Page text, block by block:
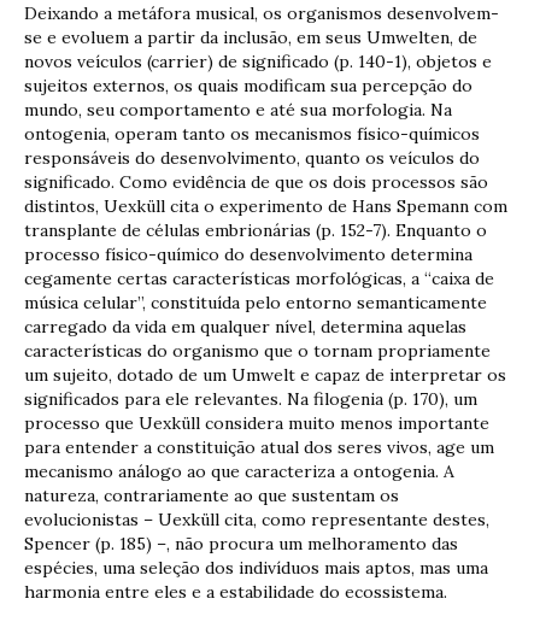
Deixando a metáfora musical, os organismos desenvolvem-
se e evoluem a partir da inclusão, em seus Umwelten, de
novos veículos (carrier) de significado (p. 140-1), objetos e
sujeitos externos, os quais modificam sua percepção do
mundo, seu comportamento e até sua morfologia. Na
ontogenia, operam tanto os mecanismos físico-químicos
responsáveis do desenvolvimento, quanto os veículos do
significado. Como evidência de que os dois processos são
distintos, Uexküll cita o experimento de Hans Spemann com
transplante de células embrionárias (p. 152-7). Enquanto o
processo físico-químico do desenvolvimento determina
cegamente certas características morfológicas, a “caixa de
música celular”, constituída pelo entorno semanticamente
carregado da vida em qualquer nível, determina aquelas
características do organismo que o tornam propriamente
um sujeito, dotado de um Umwelt e capaz de interpretar os
significados para ele relevantes. Na filogenia (p. 170), um
processo que Uexküll considera muito menos importante
para entender a constituição atual dos seres vivos, age um
mecanismo análogo ao que caracteriza a ontogenia. A
natureza, contrariamente ao que sustentam os
evolucionistas – Uexküll cita, como representante destes,
Spencer (p. 185) –, não procura um melhoramento das
espécies, uma seleção dos indivíduos mais aptos, mas uma
harmonia entre eles e a estabilidade do ecossistema.